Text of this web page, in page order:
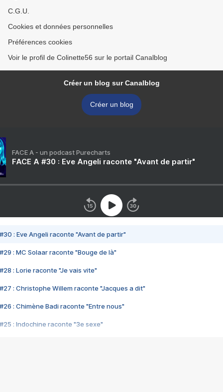
C.G.U.
Cookies et données personnelles
Préférences cookies
Voir le profil de Colinette56 sur le portail Canalblog
Créer un blog sur Canalblog
Créer un blog
FACE A - un podcast Purecharts
FACE A #30 : Eve Angeli raconte "Avant de partir"
#30 : Eve Angeli raconte "Avant de partir"
#29 : MC Solaar raconte "Bouge de là"
#28 : Lorie raconte "Je vais vite"
#27 : Christophe Willem raconte "Jacques a dit"
#26 : Chimène Badi raconte "Entre nous"
#25 : Indochine raconte "3e sexe"